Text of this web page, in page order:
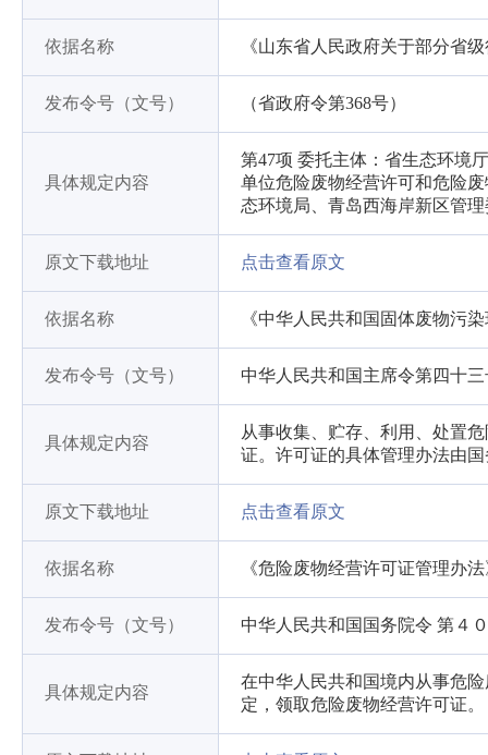
依据名称 《山东省人民政府关于部分省
发布令号（文号） （省政府令第368号）
具体规定内容
第47项 委托主体：省生态环境
单位危险废物经营许可和危险
态环境局、青岛西海岸新区管
原文下载地址 点击查看原文
依据名称 《中华人民共和国固体废物污
发布令号（文号） 中华人民共和国主席令第四十三
具体规定内容
从事收集、贮存、利用、处置
证。许可证的具体管理办法由
原文下载地址 点击查看原文
依据名称 《危险废物经营许可证管理办
发布令号（文号） 中华人民共和国国务院令 第４
具体规定内容
在中华人民共和国境内从事危
定，领取危险废物经营许可证。